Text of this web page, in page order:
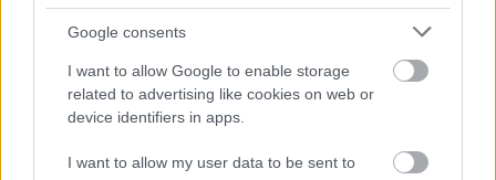
Google consents
I want to allow Google to enable storage
related to advertising like cookies on web or
device identifiers in apps.
I want to allow my user data to be sent to
Σοκαριστικό βίντεο στην Πολωνία: Μεθυσμένος
οδηγός συγκρούεται με τρένο που επέβαιναν 500
άτομα